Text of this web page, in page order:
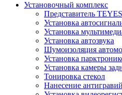
Установочный комплекс
Представитель
Установка
Установка
Установка автозвука
Шумоизоляция
Установка
Установка камеры
Тонировка стекол
Нанесение